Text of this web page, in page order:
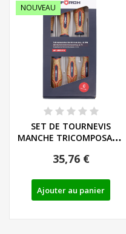
NOUVEAU
SET DE TOURNEVIS
MANCHE TRICOMPOSANT
35,76 €
Ajouter au panier